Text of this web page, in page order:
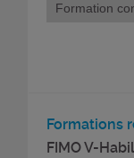
Formation
Formations
FIMO V-